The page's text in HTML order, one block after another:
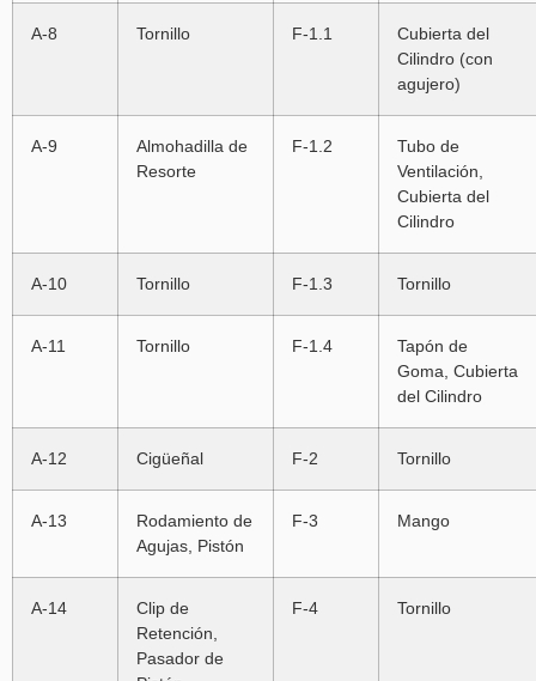
A-8 Tornillo F-1.1
Cubierta del
Cilindro (con
agujero)
A-9
Almohadilla de
Resorte
F-1.2
Tubo de
Ventilación,
Cubierta del
Cilindro
A-10 Tornillo F-1.3 Tornillo
A-11 Tornillo F-1.4
Tapón de
Goma, Cubierta
del Cilindro
A-12 Cigüeñal F-2 Tornillo
A-13
Rodamiento de
Agujas, Pistón
F-3 Mango
A-14
Clip de
Retención,
Pasador de
F-4 Tornillo